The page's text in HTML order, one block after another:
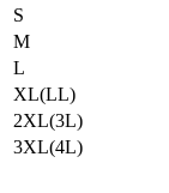
S
M
L
XL(LL)
2XL(3L)
3XL(4L)